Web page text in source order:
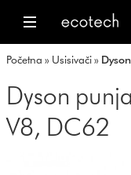
Početna » Usisivači»
Dyson
V8, DC62